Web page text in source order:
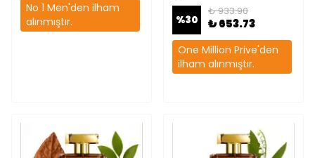
No 1 Men'den ilham
alınmıştır.
%30
₺ 933.90
₺ 653.73
One Million Prive'den
ilham alınmıştır.